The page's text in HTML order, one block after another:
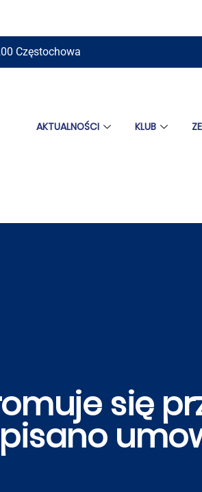
Częstochowa
AKTUALNOŚCI KLUB
się